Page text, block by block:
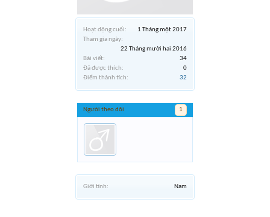
Hoạt động cuối:
1 Tháng một 2017
Tham gia ngày:
22 Tháng mười hai 2016
Bài viết:
34
Đã được thích:
0
Điểm thành tích:
32
Người theo dõi 1
Giới tính: Nam